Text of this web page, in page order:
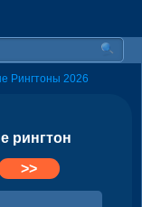
Рингтоны 2026
рингтон
>>